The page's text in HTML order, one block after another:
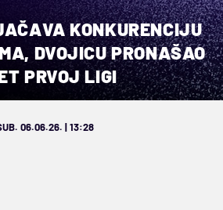
KONKURENCIJU
DVOJICU PRONAŠAO
PRVOJ LIGI
06.06.26. | 13:28